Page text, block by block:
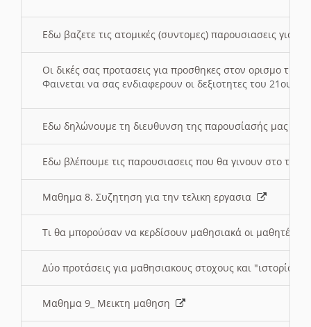
Εδω βαζετε τις ατομικές (συντομες) παρουσιασεις για
Οι δικές σας προτασεις για προσθηκες στον ορισμο
Φαινεται να σας ενδιαφερουν οι δεξιοτητες του 21ου
Εδω δηλώνουμε τη διευθυνση της παρουσίασής μας
Εδω βλέπουμε τις παρουσιασεις που θα γινουν στο
Μαθημα 8. Συζητηση για την τελικη εργασια
Τι θα μπορούσαν να κερδίσουν μαθησιακά οι μαθητές/
Δύο προτάσεις για μαθησιακους στοχους και "ιστορία"
Μαθημα 9_ Μεικτη μαθηση